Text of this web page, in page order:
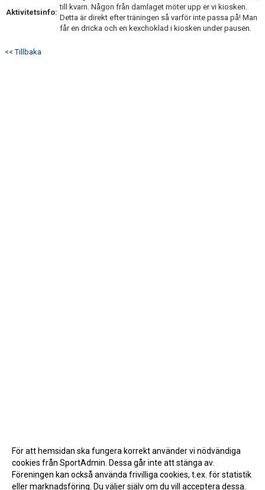
Aktivitetsinfo:
till kvarn. Någon från damlaget möter upp er vi kiosken.
Detta är direkt efter träningen så varför inte passa på! Man
får en dricka och en kexchoklad i kiosken under pausen.
<< Tillbaka
För att hemsidan ska fungera korrekt använder vi nödvändiga
cookies från SportAdmin. Dessa går inte att stänga av.
Föreningen kan också använda frivilliga cookies, t.ex. för statistik
eller marknadsföring. Du väljer själv om du vill acceptera dessa.